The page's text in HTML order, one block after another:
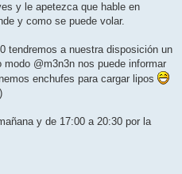
y le apetezca que hable en
y como se puede volar.
tendremos a nuestra disposición un
@m3n3n nos puede informar
enchufes para cargar lipos
y de 17:00 a 20:30 por la